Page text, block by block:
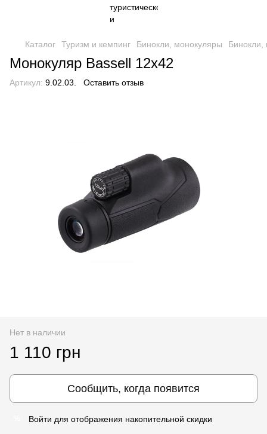
Каталог Туризм и кемпинг Бинокли, монокуляры Бинокли,
Монокуляр Bassell 12x42
Артикул: 9.02.03. Оставить отзыв
Нет в наличии
1 110 грн
Сообщить, когда появится
Войти для отображения накопительной скидки